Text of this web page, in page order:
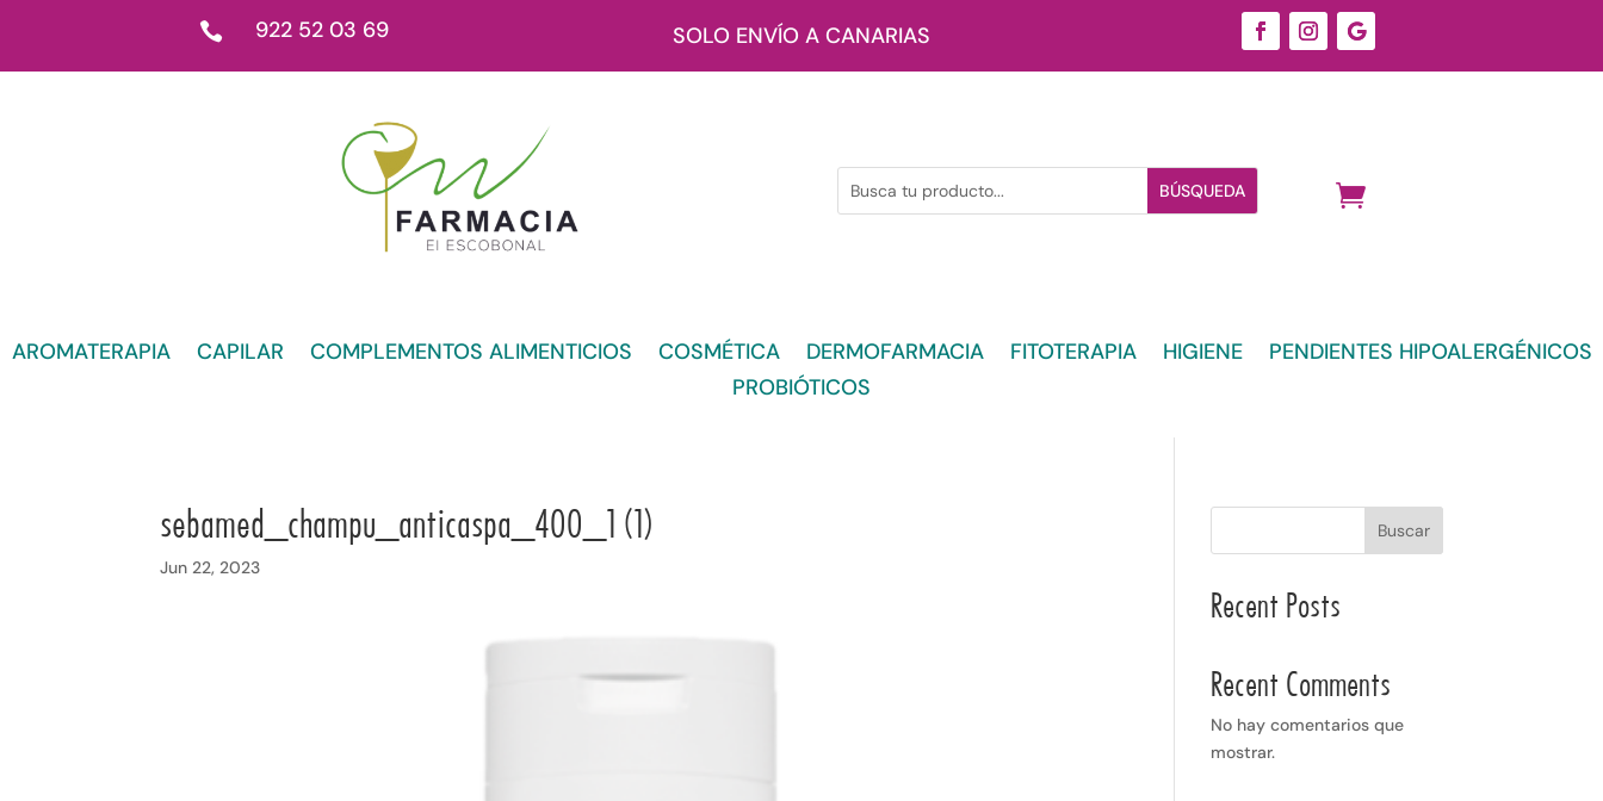
 922 52 03 69 SOLO ENVÍO A CANARIAS
AROMATERAPIA CAPILAR COMPLEMENTOS ALIMENTICIOS COSMÉTICA DERMOFARMACIA FITOTERAPIA HIGIENE
PENDIENTES HIPOALERGÉNICOS
PROBIÓTICOS
sebamed_champu_anticaspa_400_1 (1)
Jun 22, 2023
Buscar
Recent Posts
Recent Comments
No hay comentarios que
mostrar.